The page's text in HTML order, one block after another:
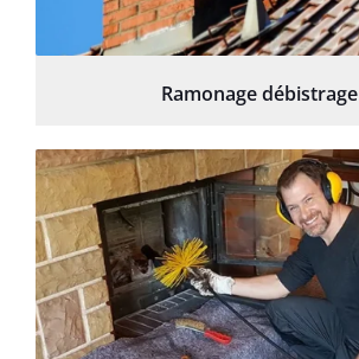
Ramonage débistrage